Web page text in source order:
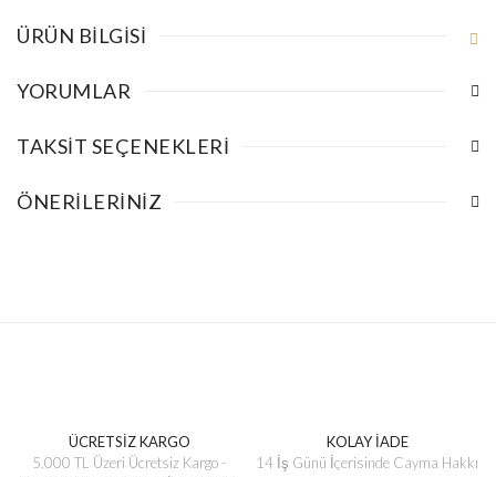
ÜRÜN BILGISI
YORUMLAR
TAKSIT SEÇENEKLERI
ÖNERILERINIZ
ÜCRETSİZ KARGO
5.000 TL Üzeri Ücretsiz Kargo -
KOLAY İADE
14 İş Günü İçerisinde Cayma Hakkı